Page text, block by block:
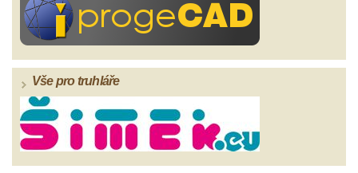
Vše pro truhláře